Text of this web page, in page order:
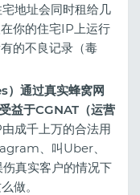
地址会同时租给几
你的住宅IP上运行
的不良记录（毒
通过真实蜂窝网
益于CGNAT（运营
成千上万的合法用
、叫Uber、
真实客户的情况下
做。